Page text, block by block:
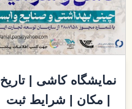
جذب نیرو
نمایشگاه کاشی | تاریخ
| مکان | شرایط ثبت